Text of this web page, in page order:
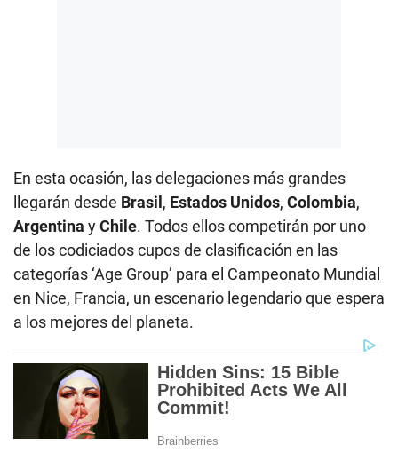
En esta ocasión, las delegaciones más grandes
llegarán desde Brasil , Estados Unidos, Colombia,
Argentina yChile. Todos ellos competirán por uno
de los codiciados cupos de clasificación en las
categorías ‘Age Group’ para el Campeonato Mundial
en Nice, Francia, un escenario legendario que espera
a los mejores del planeta.